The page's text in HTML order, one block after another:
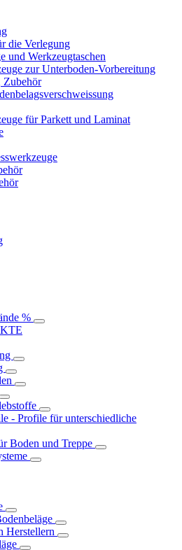
die Verlegung
und Werkzeugtaschen
zur Unterboden-Vorbereitung
Zubehör
für Parkett und Laminat
%
- Profile für unterschiedliche
Boden und Treppe
Herstellern